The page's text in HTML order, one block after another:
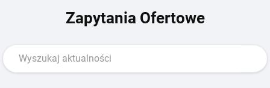
Zapytania Ofertowe